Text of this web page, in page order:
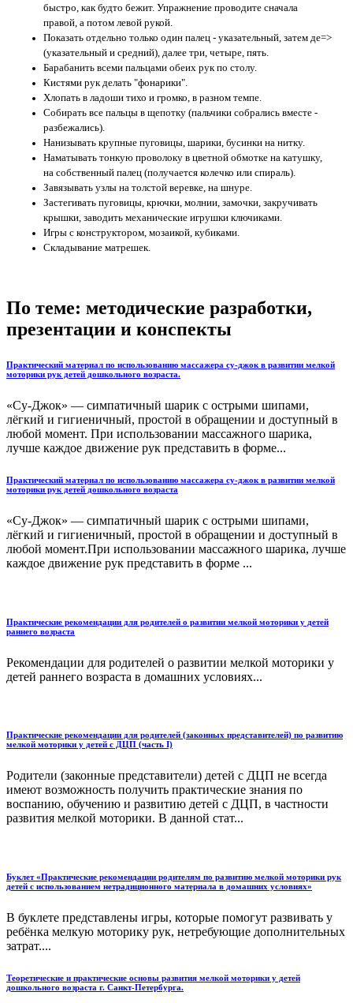
быстро, как будто бежит. Упражнение проводите сначала
правой, а потом левой рукой.
Показать отдельно только один палец - указательный, затем де=>
(указательный и средний), далее три, четыре, пять.
Барабанить всеми пальцами обеих рук по столу.
Кистями рук делать "фонарики".
Хлопать в ладоши тихо и громко, в разном темпе.
Собирать все пальцы в щепотку (пальчики собрались вместе -
разбежались).
Нанизывать крупные пуговицы, шарики, бусинки на нитку.
Наматывать тонкую проволоку в цветной обмотке на катушку,
на собственный палец (получается колечко или спираль).
Завязывать узлы на толстой веревке, на шнуре.
Застегивать пуговицы, крючки, молнии, замочки, закручивать
крышки, заводить механические игрушки ключиками.
Игры с конструктором, мозаикой, кубиками.
Складывание матрешек.
По теме: методические разработки,
презентации и конспекты
Практический материал по использованию массажера су-джок в развитии мелкой
моторики рук детей дошкольного возраста.
«Су-Джок» — симпатичный шарик с острыми шипами,
лёгкий и гигиеничный, простой в обращении и доступный в
любой момент. При использовании массажного шарика,
лучше каждое движение рук представить в форме...
Практический материал по использованию массажера су-джок в развитии мелкой
моторики рук детей дошкольного возраста
«Су-Джок» — симпатичный шарик с острыми шипами,
лёгкий и гигиеничный, простой в обращении и доступный в
любой момент.При использовании массажного шарика, лучше
каждое движение рук представить в форме ...
Практические рекомендации для родителей о развитии мелкой моторики у детей
раннего возраста
Рекомендации для родителей о развитии мелкой моторики у
детей раннего возраста в домашних условиях...
Практические рекомендации для родителей (законных представителей) по развитию
мелкой моторики у детей с ДЦП (часть I)
Родители (законные представители) детей с ДЦП не всегда
имеют возможность получить практические знания по
воспанию, обучению и развитию детей с ДЦП, в частности
развития мелкой моторики. В данной стат...
Буклет «Практические рекомендации родителям по развитию мелкой моторики рук
детей с использованием нетрадиционного материала в домашних условиях»
В буклете представлены игры, которые помогут развивать у
ребёнка мелкую моторику рук, нетребующие дополнительных
затрат....
Теоретические и практические основы развития мелкой моторики у детей
дошкольного возраста г. Санкт-Петербурга.